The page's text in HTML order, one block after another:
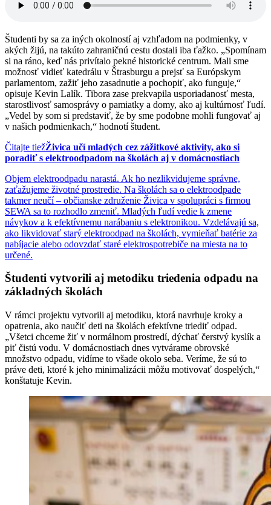
Študenti by sa za iných okolností aj vzhľadom na podmienky, v
akých žijú, na takúto zahraničnú cestu dostali iba ťažko. „Spomínam
si na ráno, keď nás privítalo pekné historické centrum. Mali sme
možnosť vidieť katedrálu v Štrasburgu a prejsť sa Európskym
parlamentom, zažiť jeho zasadnutie a pochopiť, ako funguje,“
opisuje Kevin Lalík. Tibora zase prekvapila usporiadanosť mesta,
starostlivosť samosprávy o pamiatky a domy, ako aj kultúrnosť ľudí.
„Vedel by som si predstaviť, že by sme podobne mohli fungovať aj
v našich podmienkach,“ hodnotí študent.
Čitajte tiežŽivica učí mladých cez zážitkové aktivity, ako si
poradiť s elektroodpadom na školách aj v domácnostiach
Objem elektroodpadu narastá. Ak ho nezlikvidujeme správne,
zaťažujeme životné prostredie. Na školách sa o elektroodpade
takmer neučí – občianske združenie Živica v spolupráci s firmou
SEWA sa to rozhodlo zmeniť. Mladých ľudí vedie k zmene
návykov a k efektívnemu narábaniu s elektronikou. Vzdelávajú sa,
ako likvidovať starý elektroodpad na školách, vymieňať batérie za
nabíjacie alebo odovzdať staré elektrospotrebiče na miesta na to
určené.
Študenti vytvorili aj metodiku triedenia odpadu na
základných školách
V rámci projektu vytvorili aj metodiku, ktorá navrhuje kroky a
opatrenia, ako naučiť deti na školách efektívne triediť odpad.
„Všetci chceme žiť v normálnom prostredí, dýchať čerstvý kyslík a
piť čistú vodu. V domácnostiach dnes vytvárame obrovské
množstvo odpadu, vidíme to všade okolo seba. Veríme, že sú to
práve deti, ktoré k jeho minimalizácii môžu motivovať dospelých,“
konštatuje Kevin.